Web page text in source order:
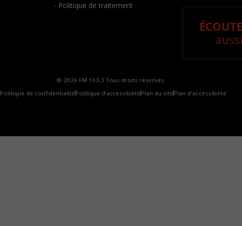
- Politique de traitement
© 2026 FM 103,3 Tous droits réservés.
Politique de confidentialité Politique d’accessibilité Plan du site Plan d'accessibilite